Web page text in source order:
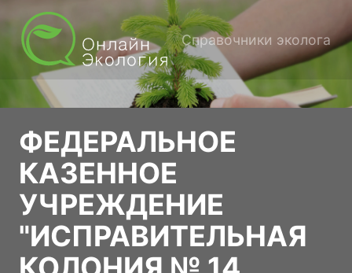
Справочники эколога
ФЕДЕРАЛЬНОЕ
КАЗЕННОЕ
УЧРЕЖДЕНИЕ
"ИСПРАВИТЕЛЬНАЯ